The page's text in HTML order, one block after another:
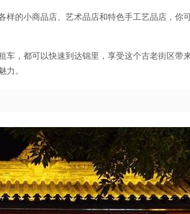
的小商品店、艺术品店和特色手工艺品店，你
，都可以快速到达锦里，享受这个古老街区带
。